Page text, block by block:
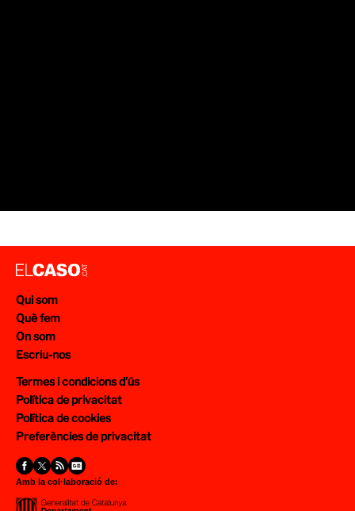
Qui som
Què fem
On som
Escriu-nos
Termes i condicions d’ús
Política de privacitat
Política de cookies
Preferències de privacitat
Amb la col·laboració de: